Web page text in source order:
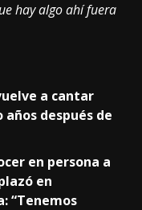
hay algo ahí fuera
a cantar
después de
en persona a
en
“Tenemos